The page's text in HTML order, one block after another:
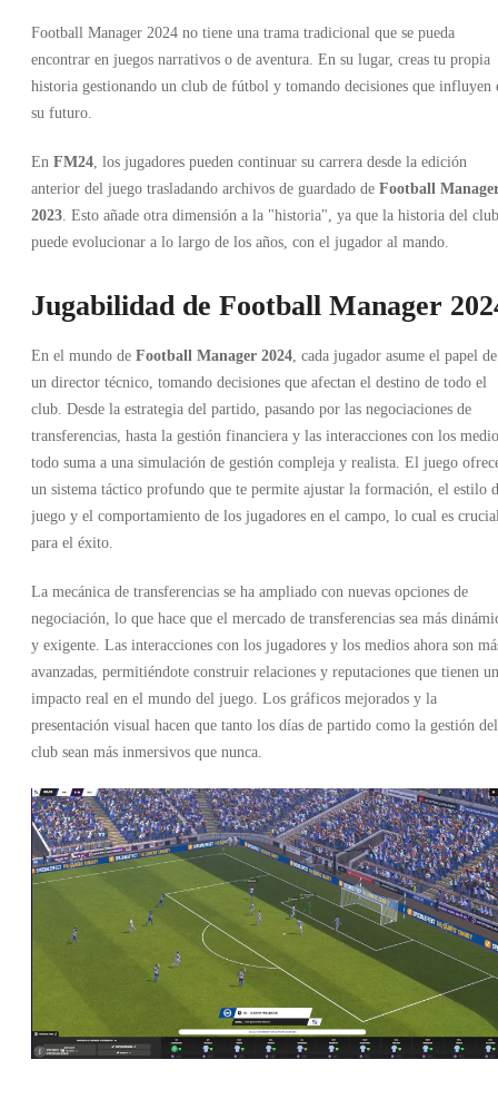
Football Manager 2024 no tiene una trama tradicional que se pueda
encontrar en juegos narrativos o de aventura. En su lugar, creas tu propia
historia gestionando un club de fútbol y tomando decisiones que influyen
su futuro.
En FM24 , los jugadores pueden continuar su carrera desde la edición
anterior del juego trasladando archivos de guardado de Football
2023 . Esto añade otra dimensión a la "historia", ya que la historia del club
puede evolucionar a lo largo de los años, con el jugador al mando.
Jugabilidad de Football Manager
En el mundo de Football Manager 2024 , cada jugador asume el papel de
un director técnico, tomando decisiones que afectan el destino de todo el
club. Desde la estrategia del partido, pasando por las negociaciones de
transferencias, hasta la gestión financiera y las interacciones con los
todo suma a una simulación de gestión compleja y realista. El juego
un sistema táctico profundo que te permite ajustar la formación, el estilo
juego y el comportamiento de los jugadores en el campo, lo cual es
para el éxito.
La mecánica de transferencias se ha ampliado con nuevas opciones de
negociación, lo que hace que el mercado de transferencias sea más
y exigente. Las interacciones con los jugadores y los medios ahora son
avanzadas, permitiéndote construir relaciones y reputaciones que tienen un
impacto real en el mundo del juego. Los gráficos mejorados y la
presentación visual hacen que tanto los días de partido como la gestión del
club sean más inmersivos que nunca.